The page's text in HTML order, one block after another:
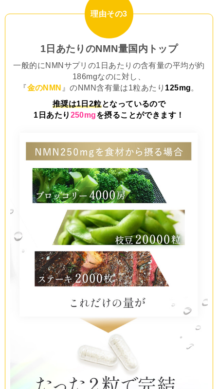
理由その3
1日あたりのNMN量国内トップ
一般的にNMNサプリの1日あたりの含有量の平均が約
186mgなのに対し、
『金のNMN 』のNMN含有量は1粒あたり 125mg。
推奨は1日2粒となっているので
1日あたり 250mgを摂ることができます！